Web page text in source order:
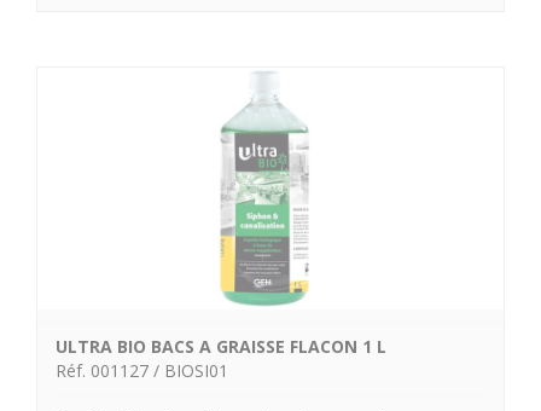
ULTRA BIO BACS A GRAISSE FLACON 1 L
Réf. 001127 / BIOSI01